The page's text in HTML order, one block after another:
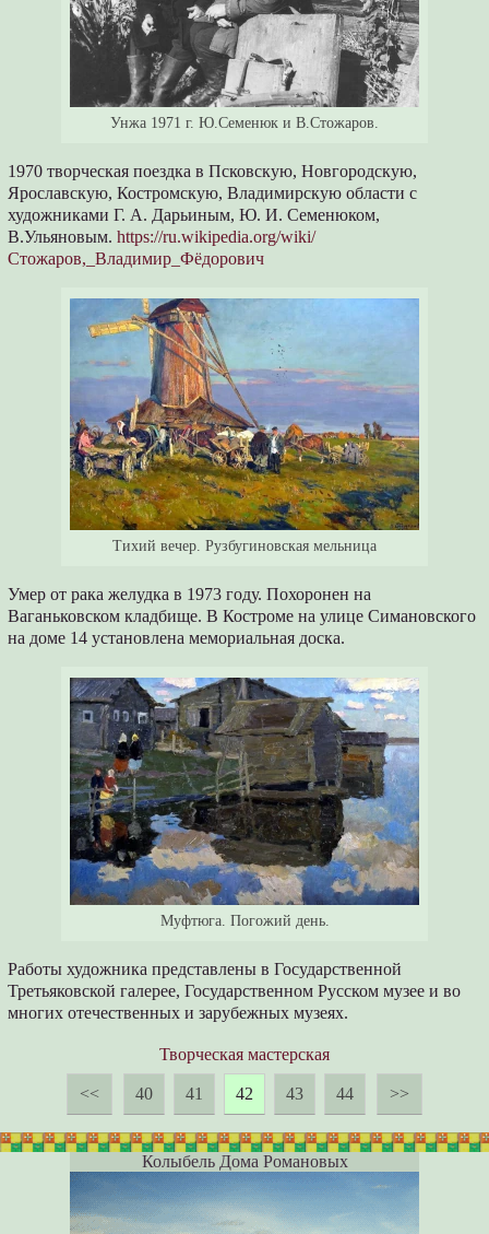
Унжа 1971 г. Ю.Семенюк и В.Стожаров.
1970 творческая поездка в Псковскую, Новгородскую,
Ярославскую, Костромскую, Владимирскую области с
художниками Г. А. Дарьиным, Ю. И. Семенюком,
В.Ульяновым.https://ru.wikipedia.org/wiki/
Стожаров,_Владимир_Фёдорович
Тихий вечер. Рузбугиновская мельница
Умер от рака желудка в 1973 году. Похоронен на
Ваганьковском кладбище. В Костроме на улице Симановского
на доме 14 установлена мемориальная доска.
Муфтюга. Погожий день.
Работы художника представлены в Государственной
Третьяковской галерее, Государственном Русском музее и во
многих отечественных и зарубежных музеях.
Творческая мастерская
<< 40 41 42 43 44 >>
Колыбель Дома Романовых